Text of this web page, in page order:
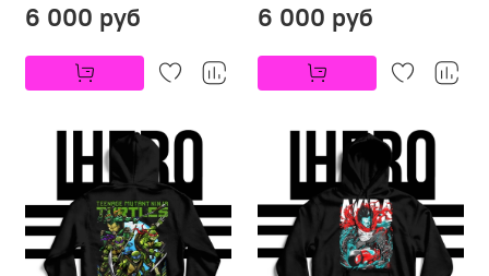
6 000 руб 6 000 руб